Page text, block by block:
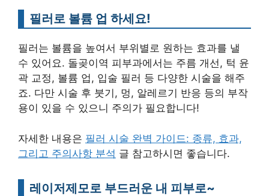
필러로 볼륨 업 하세요!
필러는 볼륨을 높여서 부위별로 원하는 효과를 낼
수 있어요. 돌곶이역 피부과에서는 주름 개선, 턱 윤
곽 교정, 볼륨 업, 입술 필러 등 다양한 시술을 해주
죠. 다만 시술 후 붓기, 멍, 알레르기 반응 등의 부작
용이 있을 수 있으니 주의가 필요합니다!
자세한 내용은 필러 시술 완벽 가이드: 종류, 효과,
그리고 주의사항 분석 글 참고하시면 좋습니다.
레이저제모로 부드러운 내 피부로~